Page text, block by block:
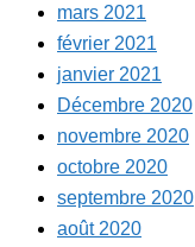
mars 2021
février 2021
janvier 2021
Décembre 2020
novembre 2020
octobre 2020
septembre 2020
août 2020